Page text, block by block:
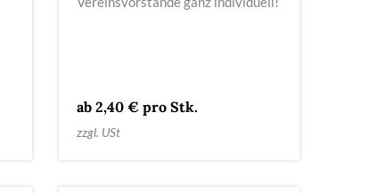
ab 2,40 € pro Stk.
zzgl. USt